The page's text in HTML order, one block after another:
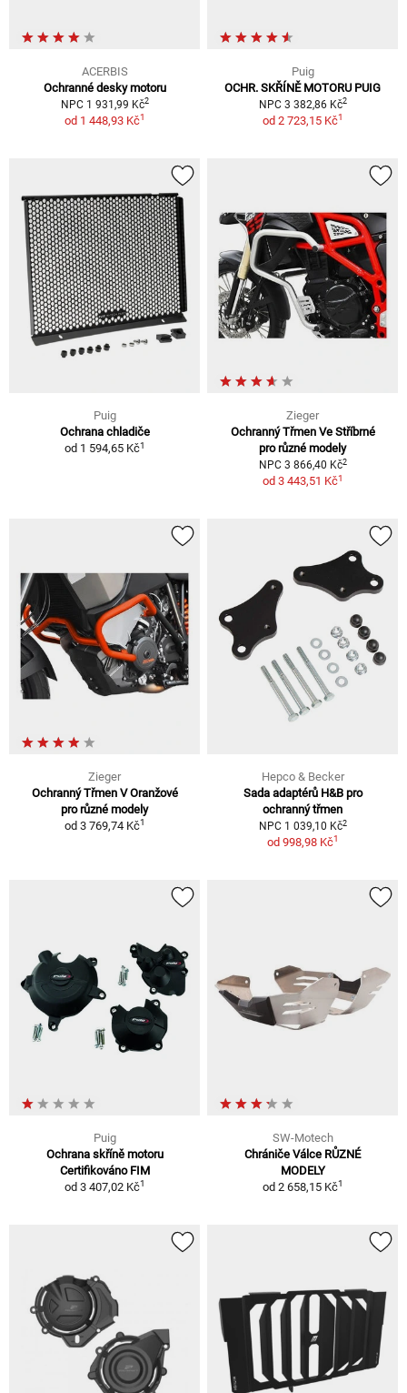
ACERBIS
Ochranné desky motoru
NPC 1 931,99 Kč2
od 1 448,93 Kč1
Puig
OCHR. SKŘÍNĚ MOTORU PUIG
NPC 3 382,86 Kč2
od 2 723,15 Kč1
Puig
Ochrana chladiče
od 1 594,65 Kč1
Zieger
Ochranný Třmen Ve Stříbrné
pro různé modely
NPC 3 866,40 Kč2
od 3 443,51 Kč1
Zieger
Ochranný Třmen V Oranžové
pro různé modely
od 3 769,74 Kč1
Hepco & Becker
Sada adaptérů H&B pro
ochranný třmen
NPC 1 039,10 Kč2
od 998,98 Kč1
Puig
Ochrana skříně motoru
Certifikováno FIM
od 3 407,02 Kč1
SW-Motech
Chrániče Válce RŮZNÉ
MODELY
od 2 658,15 Kč1